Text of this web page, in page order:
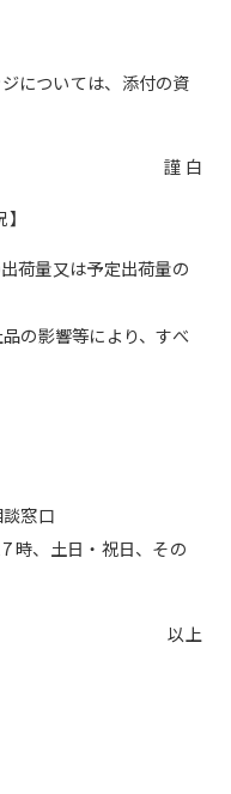
については、添付の資
謹 白
荷量又は予定出荷量の
の影響等により、すべ
窓口
時、土日・祝日、その
以上